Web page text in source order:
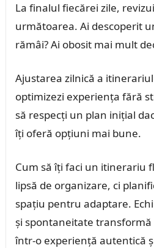
La finalul fiecărei zile,
următoarea. Ai descoperit
rămâi? Ai obosit mai mult
Ajustarea zilnică a
optimizezi experiența fără
să respecți un plan inițial
îți oferă opțiuni mai bune.
Cum să îți faci un itinerariu
lipsă de organizare, ci
spațiu pentru adaptare.
și spontaneitate
într-o experiență autentică